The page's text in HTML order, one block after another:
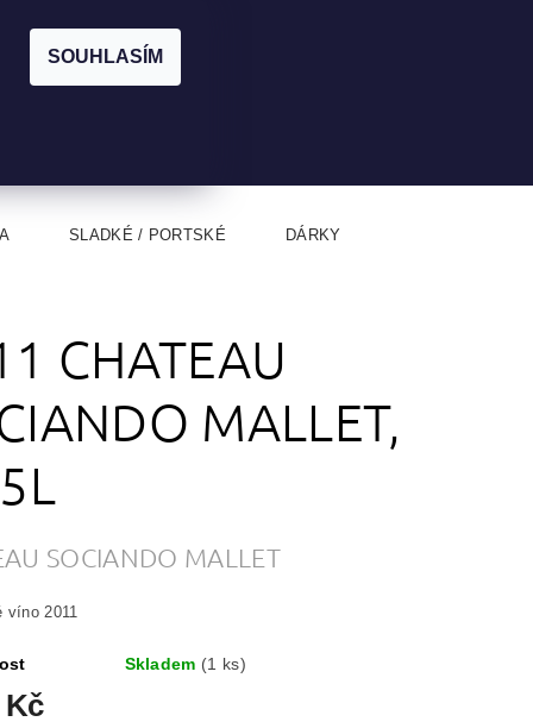
SLADKÉ / PORTSKÉ DÁRKY
CHATEAU
MALLET,
SOCIANDO MALLET
víno 2011
Skladem (1 ks)
Kč
SOUHLASÍM